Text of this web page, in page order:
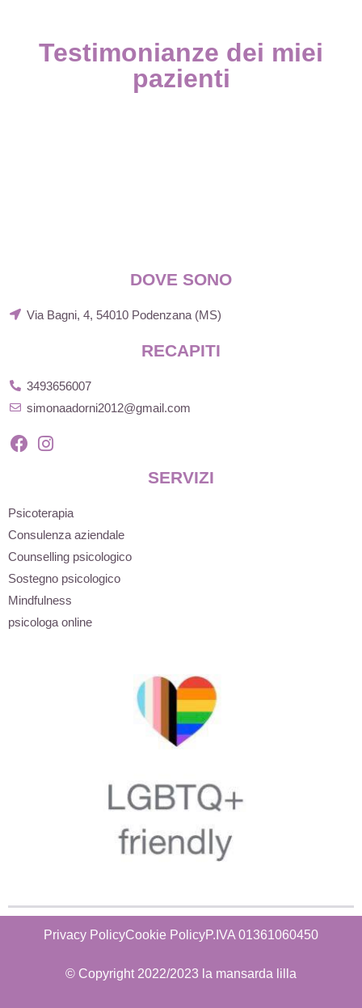
Testimonianze dei miei
pazienti
DOVE SONO
Via Bagni, 4, 54010 Podenzana (MS)
RECAPITI
3493656007
simonaadorni2012@gmail.com
SERVIZI
Psicoterapia
Consulenza aziendale
Counselling psicologico
Sostegno psicologico
Mindfulness
psicologa online
Privacy PolicyCookie PolicyP.IVA 01361060450
© Copyright 2022/2023 la mansarda lilla